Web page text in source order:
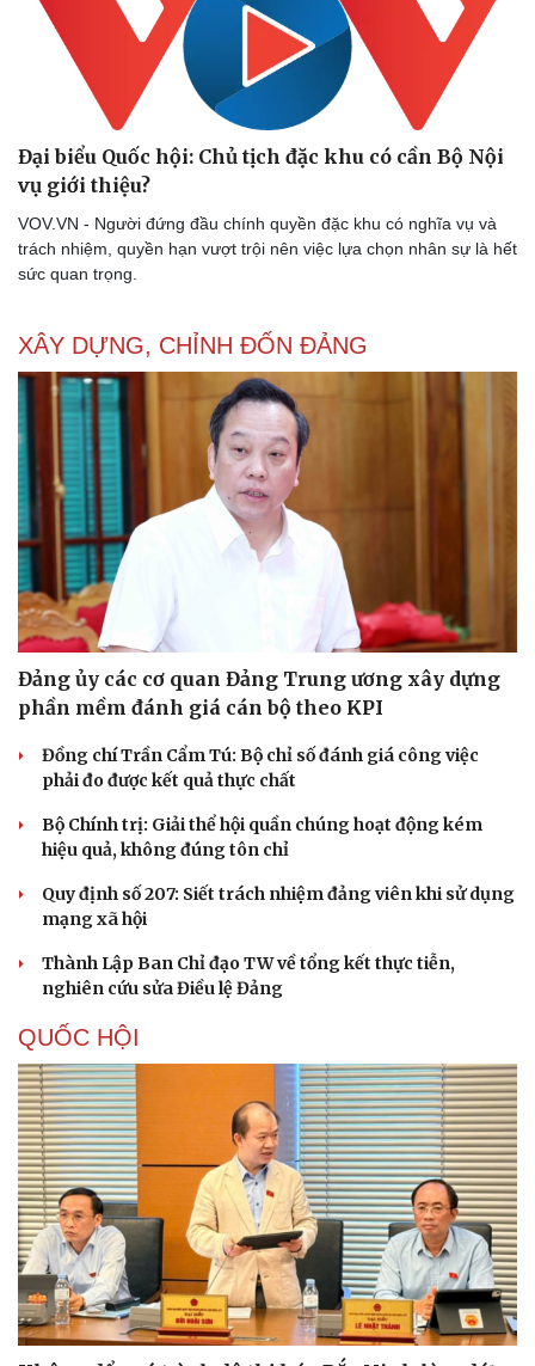
Cây thuốc
Sản phụ khoa
Nhi khoa
Nam khoa
Làm đẹp - giảm cân
Đời sống
Blog
Văn hóa
Sân khấu - Điện ảnh
Văn học
Âm nhạc
Di sản
Thời trang
Sao Việt
Đại biểu Quốc hội: Chủ tịch đặc khu có cần Bộ Nội
vụ giới thiệu?
VOV.VN - Người đứng đầu chính quyền đặc khu có nghĩa vụ và
trách nhiệm, quyền hạn vượt trội nên việc lựa chọn nhân sự là hết
sức quan trọng.
XÂY DỰNG, CHỈNH ĐỐN ĐẢNG
Đảng ủy các cơ quan Đảng Trung ương xây dựng
phần mềm đánh giá cán bộ theo KPI
Đồng chí Trần Cẩm Tú: Bộ chỉ số đánh giá công việc
phải đo được kết quả thực chất
Bộ Chính trị: Giải thể hội quần chúng hoạt động kém
hiệu quả, không đúng tôn chỉ
Quy định số 207: Siết trách nhiệm đảng viên khi sử dụng
mạng xã hội
Thành Lập Ban Chỉ đạo TW về tổng kết thực tiễn,
nghiên cứu sửa Điều lệ Đảng
QUỐC HỘI